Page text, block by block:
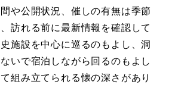
や公開状況、催しの有無は季節
訪れる前に最新情報を確認して
施設を中心に巡るのもよし、洞
いで宿泊しながら回るのもよし
組み立てられる懐の深さがあり